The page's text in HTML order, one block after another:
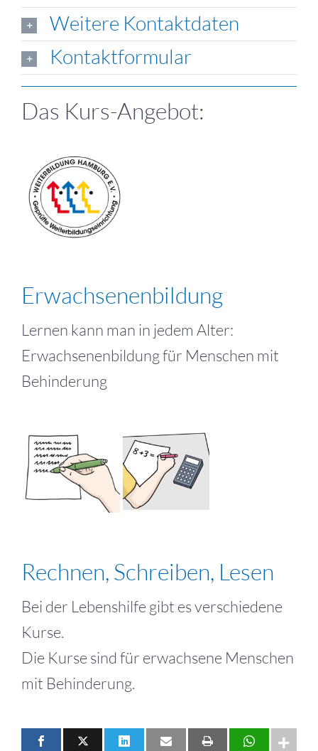
Weitere Kontaktdaten
Kontaktformular
Das Kurs-Angebot:
Erwachsenenbildung
Lernen kann man in jedem Alter:
Erwachsenenbildung für Menschen mit
Behinderung
Rechnen, Schreiben, Lesen
Bei der Lebenshilfe gibt es verschiedene
Kurse.
Die Kurse sind für erwachsene Menschen
mit Behinderung.